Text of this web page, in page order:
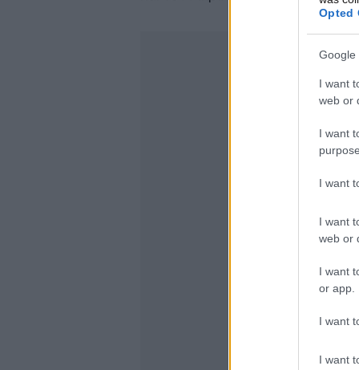
Opted
Google
I want
web or
I want
I want
I want
web or
I want
or app.
I want
I want